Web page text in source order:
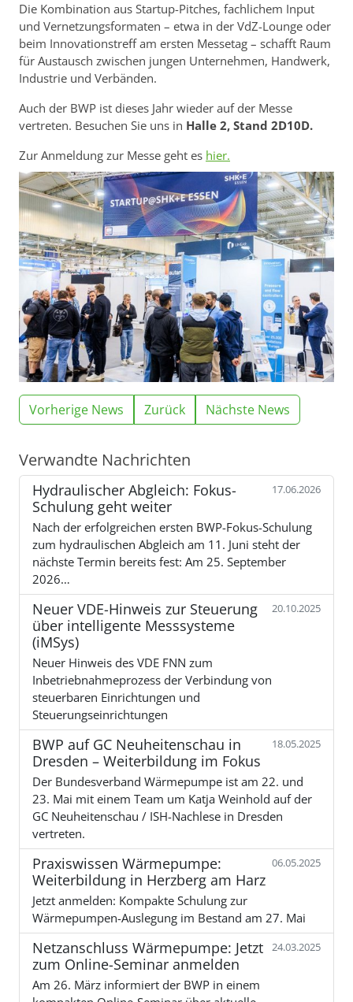
Die Kombination aus Startup-Pitches, fachlichem Input
und Vernetzungsformaten – etwa in der VdZ-Lounge oder
beim Innovationstreff am ersten Messetag – schafft Raum
für Austausch zwischen jungen Unternehmen, Handwerk,
Industrie und Verbänden.
Auch der BWP ist dieses Jahr wieder auf der Messe
vertreten. Besuchen Sie uns in Halle 2, Stand 2D10D.
Zur Anmeldung zur Messe geht es hier.
Vorherige News Zurück Nächste News
Verwandte Nachrichten
Hydraulischer Abgleich: Fokus-
Schulung geht weiter
17.06.2026
Nach der erfolgreichen ersten BWP-Fokus-Schulung
zum hydraulischen Abgleich am 11. Juni steht der
nächste Termin bereits fest: Am 25. September
2026…
Neuer VDE-Hinweis zur Steuerung
über intelligente Messsysteme
(iMSys)
20.10.2025
Neuer Hinweis des VDE FNN zum
Inbetriebnahmeprozess der Verbindung von
steuerbaren Einrichtungen und
Steuerungseinrichtungen
BWP auf GC Neuheitenschau in
Dresden – Weiterbildung im Fokus
18.05.2025
Der Bundesverband Wärmepumpe ist am 22. und
23. Mai mit einem Team um Katja Weinhold auf der
GC Neuheitenschau / ISH-Nachlese in Dresden
vertreten.
Praxiswissen Wärmepumpe:
Weiterbildung in Herzberg am Harz
06.05.2025
Jetzt anmelden: Kompakte Schulung zur
Wärmepumpen-Auslegung im Bestand am 27. Mai
Netzanschluss Wärmepumpe: Jetzt
zum Online-Seminar anmelden
24.03.2025
Am 26. März informiert der BWP in einem